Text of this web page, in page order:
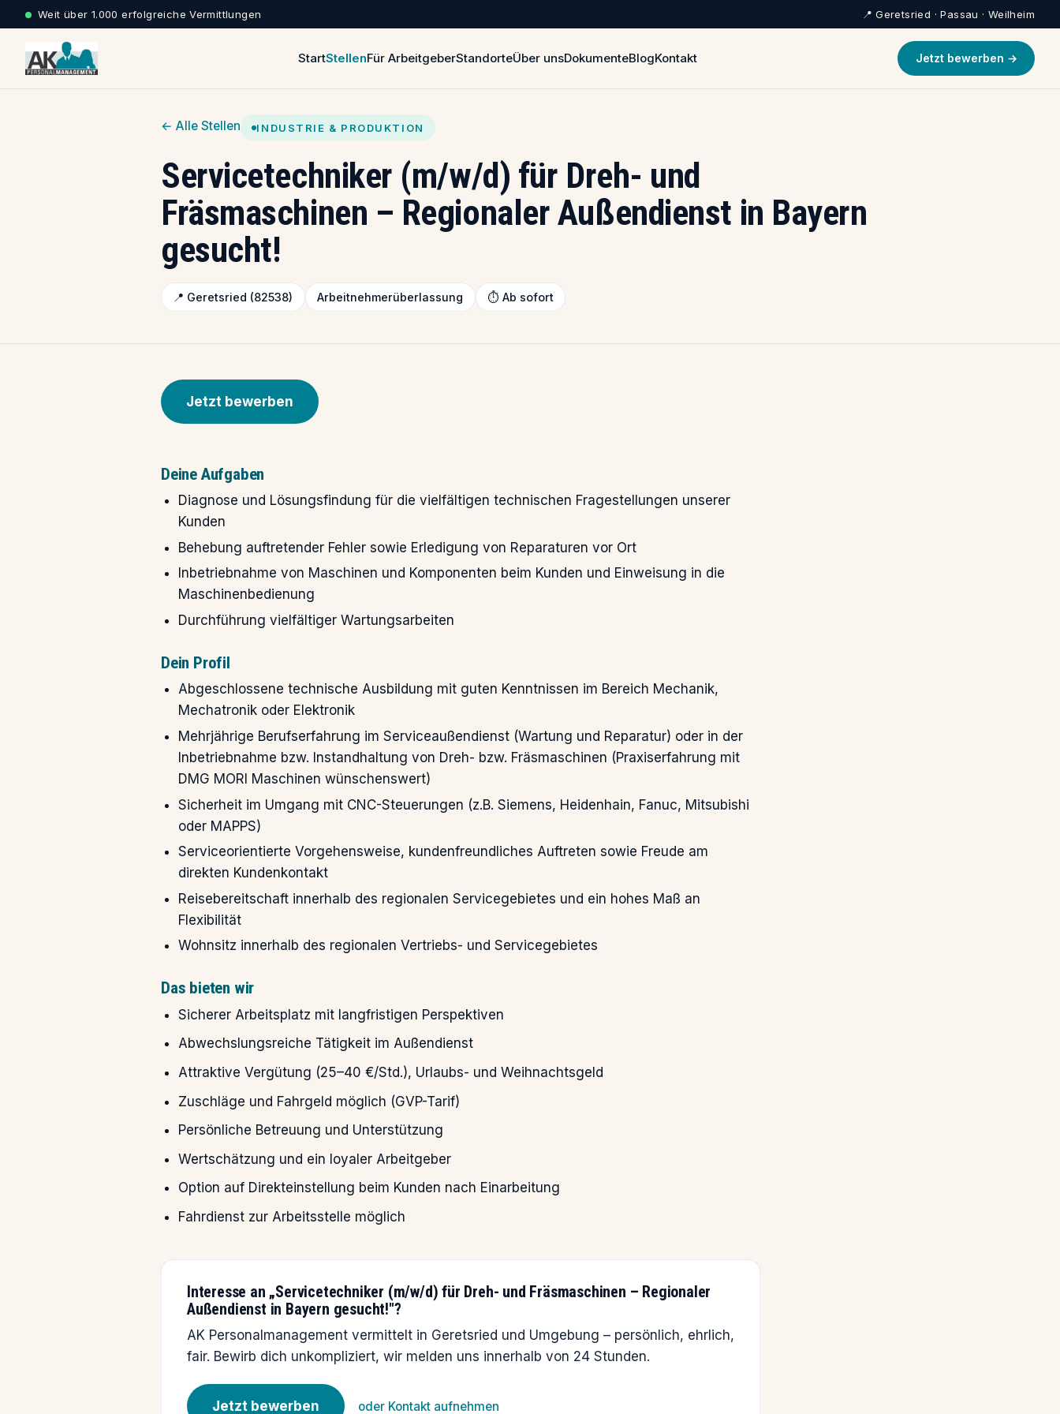
Weit über 1.000 erfolgreiche Vermittlungen 📍 Geretsried · Passau · Weilheim
StartStellenFür ArbeitgeberStandorteÜber unsDokumenteBlogKontakt Jetzt bewerben →
← Alle Stellen INDUSTRIE & PRODUKTION
Servicetechniker (m/w/d) für Dreh- und
Fräsmaschinen – Regionaler Außendienst in Bayern
gesucht!
📍 Geretsried (82538) Arbeitnehmerüberlassung ⏱️ Ab sofort
Jetzt bewerben
Deine Aufgaben
Diagnose und Lösungsfindung für die vielfältigen technischen Fragestellungen unserer
Kunden
Behebung auftretender Fehler sowie Erledigung von Reparaturen vor Ort
Inbetriebnahme von Maschinen und Komponenten beim Kunden und Einweisung in die
Maschinenbedienung
Durchführung vielfältiger Wartungsarbeiten
Dein Profil
Abgeschlossene technische Ausbildung mit guten Kenntnissen im Bereich Mechanik,
Mechatronik oder Elektronik
Mehrjährige Berufserfahrung im Serviceaußendienst (Wartung und Reparatur) oder in der
Inbetriebnahme bzw. Instandhaltung von Dreh- bzw. Fräsmaschinen (Praxiserfahrung mit
DMG MORI Maschinen wünschenswert)
Sicherheit im Umgang mit CNC-Steuerungen (z.B. Siemens, Heidenhain, Fanuc, Mitsubishi
oder MAPPS)
Serviceorientierte Vorgehensweise, kundenfreundliches Auftreten sowie Freude am
direkten Kundenkontakt
Reisebereitschaft innerhalb des regionalen Servicegebietes und ein hohes Maß an
Flexibilität
Wohnsitz innerhalb des regionalen Vertriebs- und Servicegebietes
Das bieten wir
Sicherer Arbeitsplatz mit langfristigen Perspektiven
Abwechslungsreiche Tätigkeit im Außendienst
Attraktive Vergütung (25–40 €/Std.), Urlaubs- und Weihnachtsgeld
Zuschläge und Fahrgeld möglich (GVP-Tarif)
Persönliche Betreuung und Unterstützung
Wertschätzung und ein loyaler Arbeitgeber
Option auf Direkteinstellung beim Kunden nach Einarbeitung
Fahrdienst zur Arbeitsstelle möglich
Interesse an „Servicetechniker (m/w/d) für Dreh- und Fräsmaschinen – Regionaler
Außendienst in Bayern gesucht!"?
AK Personalmanagement vermittelt in Geretsried und Umgebung – persönlich, ehrlich,
fair. Bewirb dich unkompliziert, wir melden uns innerhalb von 24 Stunden.
Jetzt bewerben oder Kontakt aufnehmen